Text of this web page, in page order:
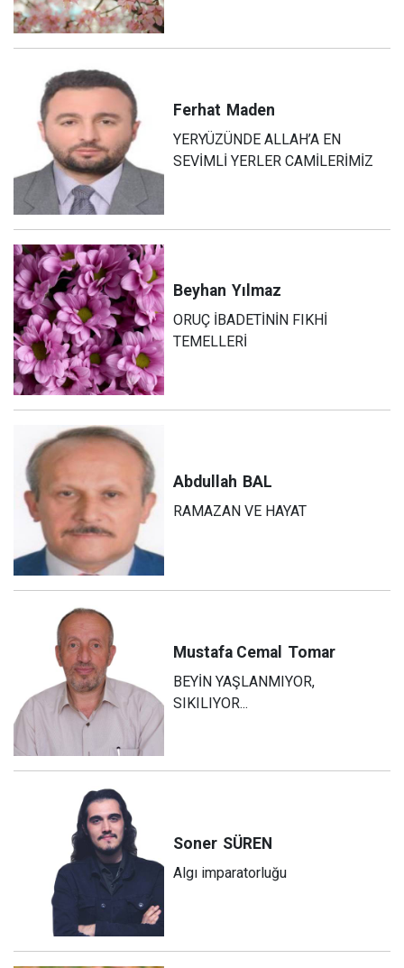
Ferhat Maden
YERYÜZÜNDE ALLAH’A EN
SEVİMLİ YERLER CAMİLERİMİZ
Beyhan Yılmaz
ORUÇ İBADETİNİN FIKHİ
TEMELLERİ
Abdullah BAL
RAMAZAN VE HAYAT
Mustafa Cemal Tomar
BEYİN YAŞLANMIYOR,
SIKILIYOR...
Soner SÜREN
Algı imparatorluğu